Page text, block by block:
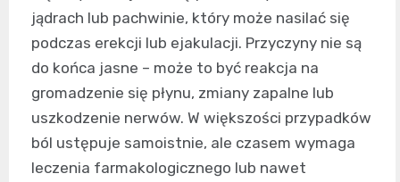
jądrach lub pachwinie, który może nasilać się
podczas erekcji lub ejakulacji. Przyczyny nie są
do końca jasne – może to być reakcja na
gromadzenie się płynu, zmiany zapalne lub
uszkodzenie nerwów. W większości przypadków
ból ustępuje samoistnie, ale czasem wymaga
leczenia farmakologicznego lub nawet